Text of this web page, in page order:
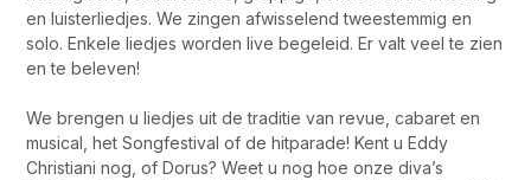
en luisterliedjes. We zingen afwisselend tweestemmig en
solo. Enkele liedjes worden live begeleid. Er valt veel te zien
en te beleven!
We brengen u liedjes uit de traditie van revue, cabaret en
musical, het Songfestival of de hitparade! Kent u Eddy
Christiani nog, of Dorus? Weet u nog hoe onze diva’s